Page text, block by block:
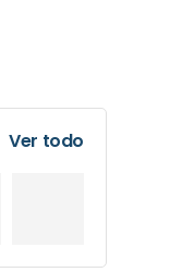
Ver todo